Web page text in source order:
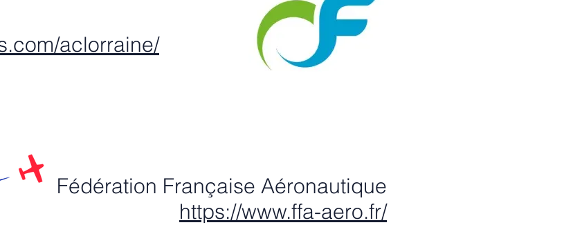
aclorraine/
Fédération Française Aéronautique
https://www.ffa-aero.fr/